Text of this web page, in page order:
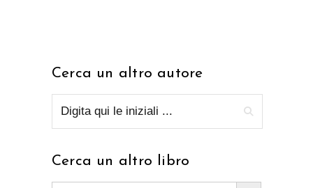
Cerca un altro autore
Cerca un altro libro
Search Button